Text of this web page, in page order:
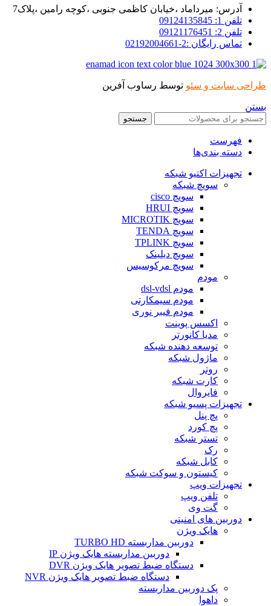
آدرس: میرداماد ،خیابان کاظمی جنوبی ،کوچه رامین ،پلاک7
تلفن 1: 09124135845
تلفن 2: 09121176451
تماس رایگان :2-02192004661
طراحی سایت و سئو توسط رساوب آفرین
بستن
جستجو
فهرست
دسته بندی‌ها
تجهیزات اکتیو شبکه
سویچ شبکه
سویچ cisco
سویچ HRUI
سویچ MICROTIK
سویچ TENDA
سویچ TPLINK
سویچ دیلینک
سویچ مرکوسیس
مودم
مودم dsl-vdsl
مودم سیمکارتی
مودم فیبر نوری
اکسس پوینت
مدیا کانورتر
توسعه دهنده شبکه
ماژول شبکه
روتر
کارت شبکه
فایروال
تجهیزات پسیو شبکه
پچ پنل
پچ کورد
تستر شبکه
رک
کابل شبکه
کیستون و سوکت شبکه
تجهیزات ویپ
تلفن ویپ
گت وی
دوربین های امنیتی
هایک ویژن
دوربین مداربسته TURBO HD
دوربین مداربسته هایک ویژن IP
دستگاه ضبط تصویر هایک ویژن DVR
دستگاه ضبط تصویر هایک ویژن NVR
پک دوربین مداربسته
داهوا